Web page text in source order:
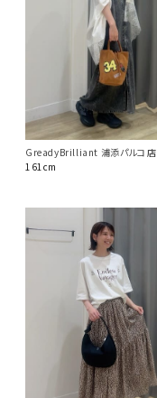
GreadyBrilliant 浦添パルコ店
161cm